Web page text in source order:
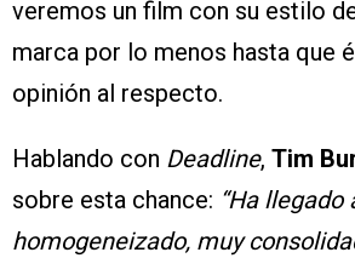
veremos un film con su estilo
marca por lo menos hasta que
opinión al respecto.
Hablando con Deadline, Tim
sobre esta chance: “Ha
homogeneizado, muy